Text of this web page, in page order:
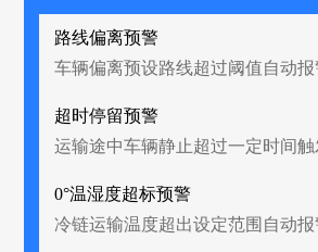
路线偏离预警
车辆偏离预设路线超过阈值自动报
超时停留预警
运输途中车辆静止超过一定时间触
0°温湿度超标预警
冷链运输温度超出设定范围自动报